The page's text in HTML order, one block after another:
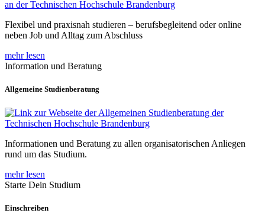
Flexibel und praxisnah studieren – berufsbegleitend oder online
neben Job und Alltag zum Abschluss
mehr lesen
Information und Beratung
Allgemeine Studienberatung
Informationen und Beratung zu allen organisatorischen Anliegen
rund um das Studium.
mehr lesen
Starte Dein Studium
Einschreiben